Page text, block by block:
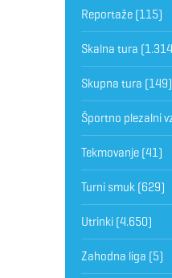
Reportaže(115)
Skalna tura
Skupna tura (149)
Športno plezalni
Tekmovanje(41)
Turni smuk(629)
Utrinki(4.650)
Zahodna liga (5)